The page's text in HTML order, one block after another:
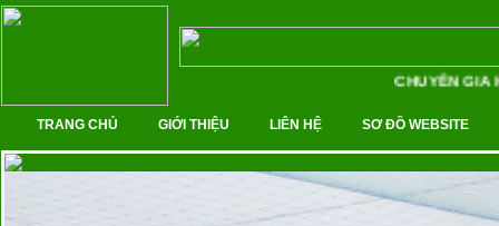
CHUYÊN GIA
TRANG CHỦ GIỚI THIỆU LIÊN HỆ SƠ ĐỒ WEBSITE